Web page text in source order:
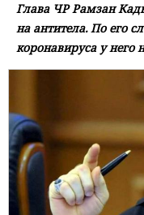
Глава ЧР Рамзан
на антитела. По его
коронавируса у него